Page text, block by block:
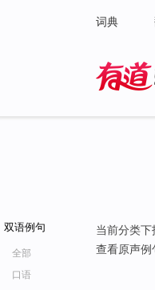
词典
双语例句
全部
口语
当前分类下
查看原声例